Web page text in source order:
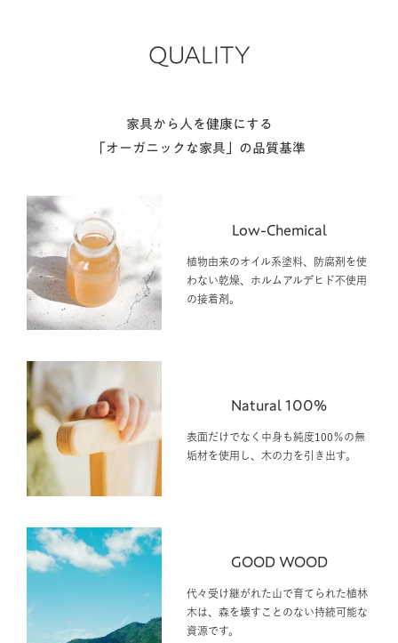
QUALITY
家具から人を健康にする
「オーガニックな家具」の品質基準
Low-Chemical
植物由来のオイル系塗料、防腐剤を使
わない乾燥、ホルムアルデヒド不使用
の接着剤。
Natural 100%
表面だけでなく中身も純度100％の無
垢材を使用し、木の力を引き出す。
GOOD WOOD
代々受け継がれた山で育てられた植林
木は、森を壊すことのない持続可能な
資源です。